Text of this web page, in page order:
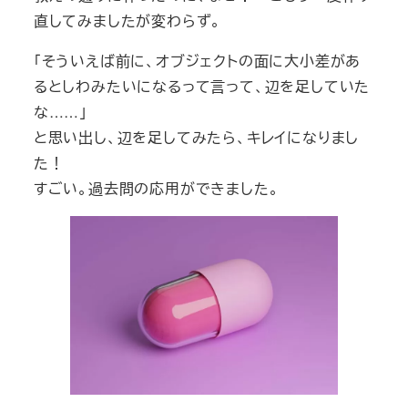
直してみましたが変わらず。
「そういえば前に、オブジェクトの面に大小差があ
るとしわみたいになるって言って、辺を足していた
な……」
と思い出し、辺を足してみたら、キレイになりまし
た！
すごい。過去問の応用ができました。